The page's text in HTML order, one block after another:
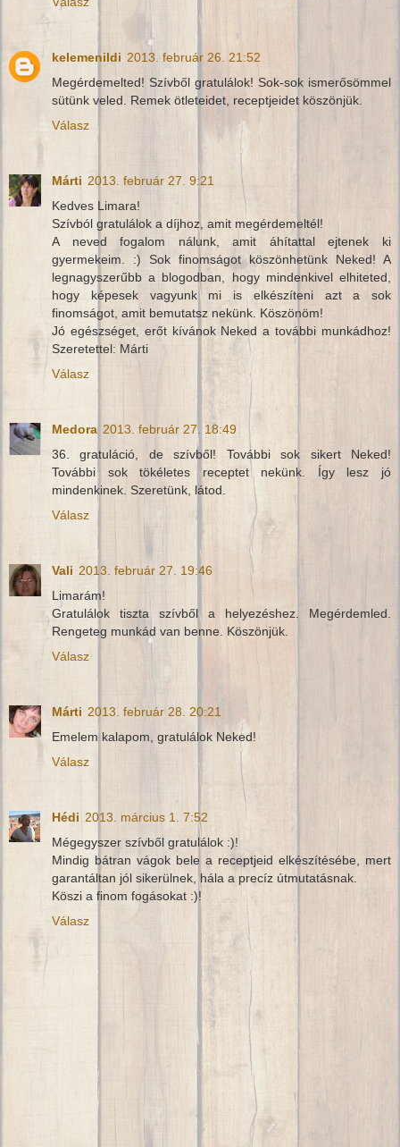
kelemenildi 2013. február 26. 21:52
Megérdemelted! Szívből gratulálok! Sok-sok ismerősömmel
sütünk veled. Remek ötleteidet, receptjeidet köszönjük.
Válasz
Márti 2013. február 27. 9:21
Kedves Limara!
Szívból gratulálok a díjhoz, amit megérdemeltél!
A neved fogalom nálunk, amit áhítattal ejtenek ki
gyermekeim. :) Sok finomságot köszönhetünk Neked! A
legnagyszerűbb a blogodban, hogy mindenkivel elhiteted,
hogy képesek vagyunk mi is elkészíteni azt a sok
finomságot, amit bemutatsz nekünk. Köszönöm!
Jó egészséget, erőt kívánok Neked a további munkádhoz!
Szeretettel: Márti
Válasz
Medora 2013. február 27. 18:49
36. gratuláció, de szívből! További sok sikert Neked!
További sok tökéletes receptet nekünk. Így lesz jó
mindenkinek. Szeretünk, látod.
Válasz
Vali 2013. február 27. 19:46
Limarám!
Gratulálok tiszta szívből a helyezéshez. Megérdemled.
Rengeteg munkád van benne. Köszönjük.
Válasz
Márti 2013. február 28. 20:21
Emelem kalapom, gratulálok Neked!
Válasz
Hédi 2013. március 1. 7:52
Mégegyszer szívből gratulálok :)!
Mindig bátran vágok bele a receptjeid elkészítésébe, mert
garantáltan jól sikerülnek, hála a precíz útmutatásnak.
Köszi a finom fogásokat :)!
Válasz